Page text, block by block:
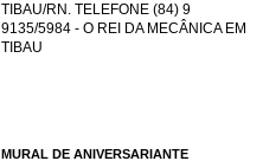
TIBAU/RN. TELEFONE (84) 9
9135/5984 - O REI DA MECÂNICA EM
TIBAU
MURAL DE ANIVERSARIANTE